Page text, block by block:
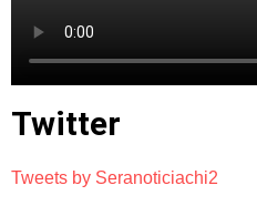
Twitter
Tweets by Seranoticiachi2